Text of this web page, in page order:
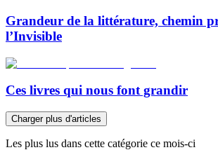
Grandeur de la littérature, chemin
l’Invisible
Ces livres qui nous font grandir
Charger plus d'articles
Les plus lus dans cette catégorie ce mois-ci